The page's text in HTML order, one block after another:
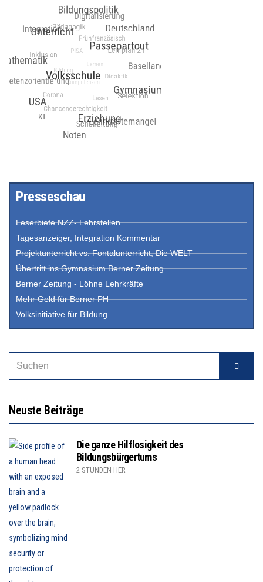
Presseschau
Leserbiefe NZZ- Lehrstellen
Tagesanzeiger, Integration Kommentar
Projektunterricht vs. Fontalunterricht, Die WELT
Übertritt ins Gymnasium Berner Zeitung
Berner Zeitung - Löhne Lehrkräfte
Mehr Geld für Berner PH
Volksinitiative für Bildung
Neuste Beiträge
Die ganze Hilflosigkeit des
Bildungsbürgertums
2 STUNDEN HER